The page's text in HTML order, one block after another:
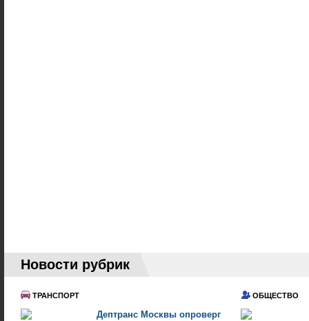
Новости рубрик
ТРАНСПОРТ
Дептранс Москвы опроверг
ОБЩЕСТВО